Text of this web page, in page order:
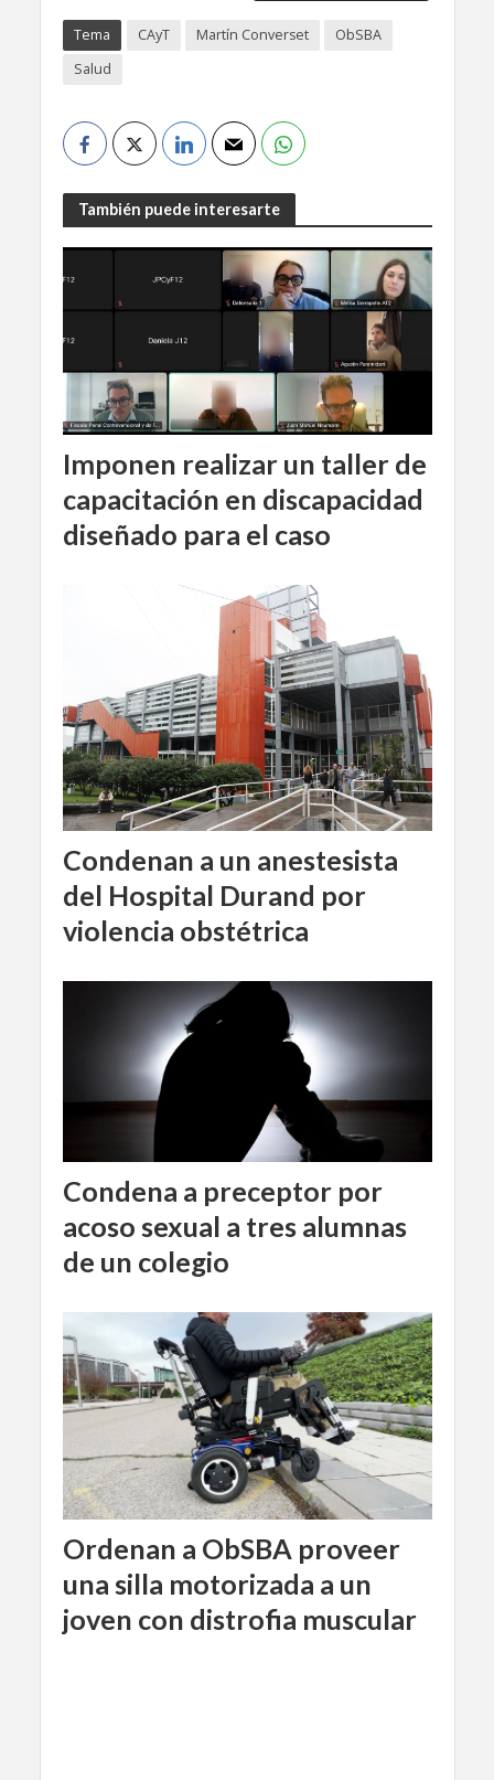
Tema CAyT Martín Converset
ObSBA
Salud
También puede interesarte
Imponen realizar un taller de
capacitación en discapacidad
diseñado para el caso
Condenan a un anestesista
del Hospital Durand por
violencia obstétrica
Condena a preceptor por
acoso sexual a tres alumnas
de un colegio
Ordenan a ObSBA proveer
una silla motorizada a un
joven con distrofia muscular